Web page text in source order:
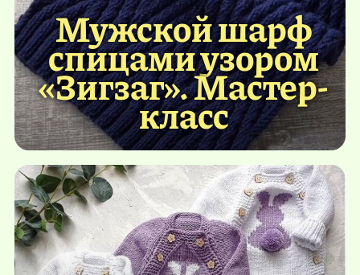
Мужской шарф
спицами узором
«Зигзаг». Мастер-
класс